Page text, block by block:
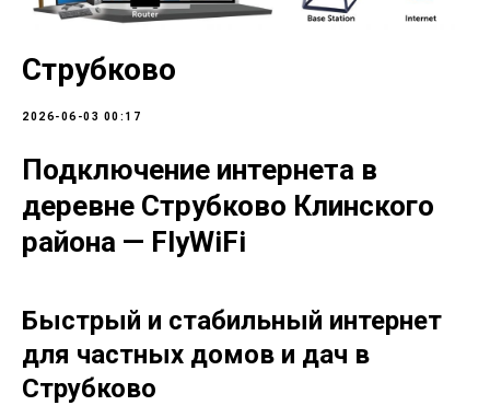
Струбково
2026-06-03 00:17
Подключение интернета в
деревне Струбково Клинского
района — FlyWiFi
Быстрый и стабильный интернет
для частных домов и дач в
Струбково